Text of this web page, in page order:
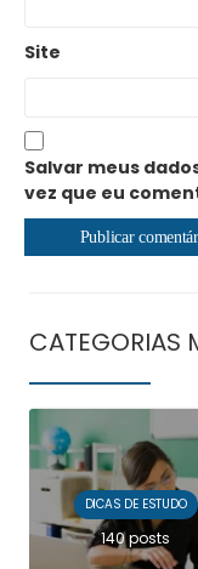
Site
Salvar meus
vez que eu
CATEGORIAS
DICAS DE ESTUDO
140 posts